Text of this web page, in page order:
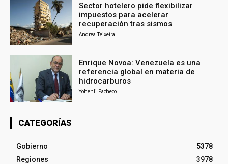
Sector hotelero pide flexibilizar
impuestos para acelerar
recuperación tras sismos
Andrea Teixeira
Enrique Novoa: Venezuela es una
referencia global en materia de
hidrocarburos
Yohenli Pacheco
CATEGORÍAS
Gobierno
5378
Regiones
3978